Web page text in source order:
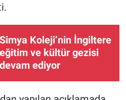
Simya Koleji’nin İngiltere
eğitim ve kültür gezisi
devam ediyor